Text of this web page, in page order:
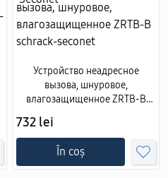
Устройство неадресное
вызова, шнуровое,
влагозащищенное ZRTB-B
732 lei
În coș